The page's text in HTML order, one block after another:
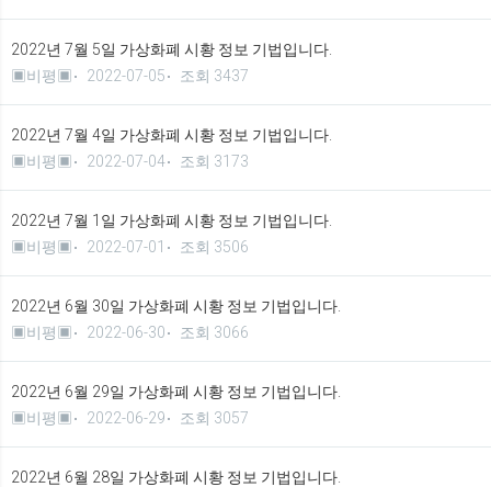
2022년 7월 5일 가상화폐 시황 정보 기법입니다.
▣비평▣
2022-07-05 조회 3437
2022년 7월 4일 가상화폐 시황 정보 기법입니다.
▣비평▣
2022-07-04 조회 3173
2022년 7월 1일 가상화폐 시황 정보 기법입니다.
▣비평▣
2022-07-01 조회 3506
2022년 6월 30일 가상화폐 시황 정보 기법입니다.
▣비평▣
2022-06-30 조회 3066
2022년 6월 29일 가상화폐 시황 정보 기법입니다.
▣비평▣
2022-06-29 조회 3057
2022년 6월 28일 가상화폐 시황 정보 기법입니다.